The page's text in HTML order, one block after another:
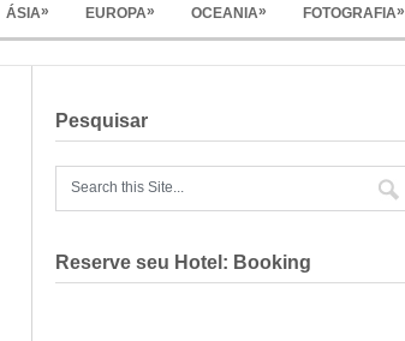
ÁSIA» EUROPA» OCEANIA» FOTOGRAFIA»
Pesquisar
Reserve seu Hotel: Booking